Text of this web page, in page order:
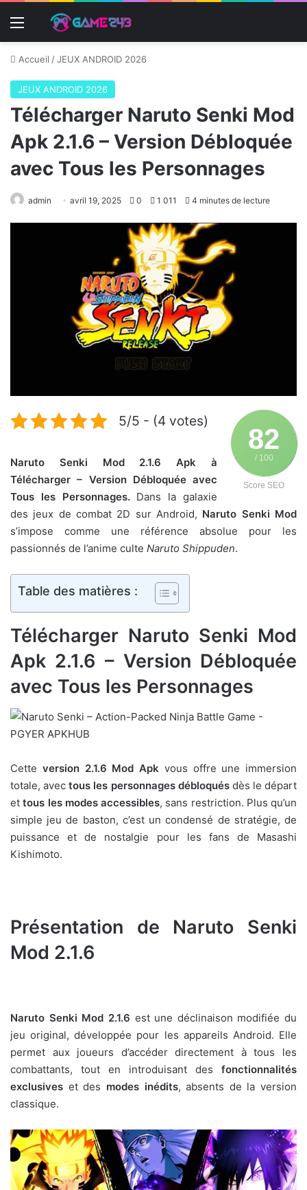
Menu
Accueil /JEUX ANDROID 2026
JEUX ANDROID 2026
Télécharger Naruto Senki Mod
Apk 2.1.6 – Version Débloquée
avec Tous les Personnages
admin avril 19, 2025 0 1 011 4 minutes de lecture
82
/ 100
Score SEO
5/5 - (4 votes)
Naruto Senki Mod 2.1.6 Apk à
Télécharger – Version Débloquée avec
Tous les Personnages. Dans la galaxie
des jeux de combat 2D sur Android, Naruto Senki Mod
s’impose comme une référence absolue pour les
passionnés de l’anime culte Naruto Shippuden.
Table des matières :
Télécharger Naruto Senki Mod
Apk 2.1.6 – Version Débloquée
avec Tous les Personnages
Cette version 2.1.6 Mod Apk vous offre une immersion
totale, avectous les personnages débloquésdès le départ
ettous les modes accessibles, sans restriction. Plus qu’un
simple jeu de baston, c’est un condensé de stratégie, de
puissance et de nostalgie pour les fans de Masashi
Kishimoto.
Présentation de Naruto Senki
Mod 2.1.6
Naruto Senki Mod 2.1.6 est une déclinaison modifiée du
jeu original, développée pour les appareils Android. Elle
permet aux joueurs d’accéder directement à tous les
combattants, tout en introduisant des fonctionnalités
exclusives et des modes inédits, absents de la version
classique.